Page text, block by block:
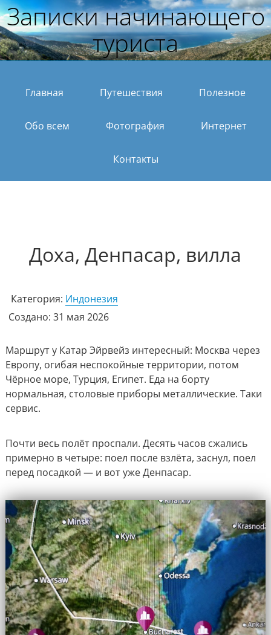
Записки начинающего
туриста
Главная Путешествия Полезное
Обо всем Фотография Интернет
Контакты
Доха, Денпасар, вилла
Категория: Индонезия
Создано: 31 мая 2026
Маршрут у Катар Эйрвейз интересный: Москва через
Европу, огибая неспокойные территории, потом
Чёрное море, Турция, Египет. Еда на борту
нормальная, столовые приборы металлические. Таки
сервис.
Почти весь полёт проспали. Десять часов сжались
примерно в четыре: поел после взлёта, заснул, поел
перед посадкой — и вот уже Денпасар.